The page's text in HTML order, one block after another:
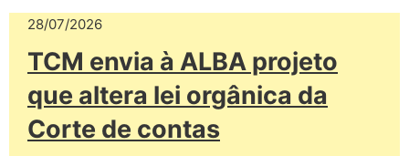
28/07/2026
TCM envia à ALBA projeto
que altera lei orgânica da
Corte de contas